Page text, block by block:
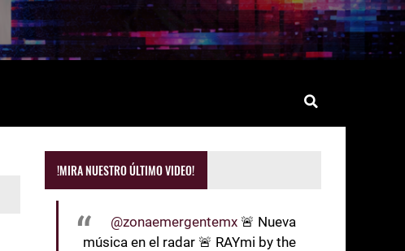
!MIRA NUESTRO ÚLTIMO VIDEO!
@zonaemergentemx 🚨 Nueva
música en el radar 🚨 RAYmi by the